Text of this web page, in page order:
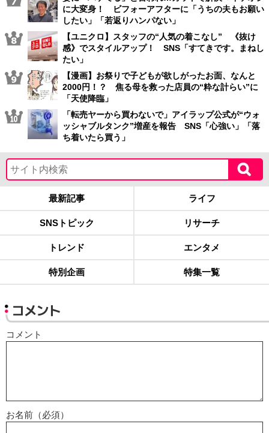
に大変身！ ビフォーアフターに「うちの夫もお願い
したい」「若返りハンパない」
【ユニクロ】スタッフの“人気の着こなし” 《抜け
感》でスタイルアップ！ SNS「すてきです。まねし
たい」
【漫画】お祭りで子どもが欲しがったお面、なんと
2000円！？ 焦る母を救った店員の“粋な計らい”に
「天使降臨」
「転売ヤーから買わないで」アイラップ公式が“ウォ
ッシャブルタンク”増産を報告 SNS「心強い」「落
ち着いたら買う」
最新記事 ライフ
SNSトピック リサーチ
トレンド エンタメ
特別企画 特集一覧
コメント
コメント
お名前（必須）